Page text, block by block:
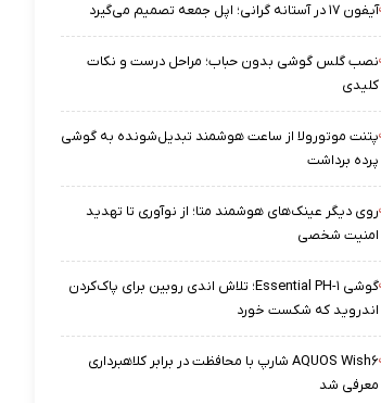
آیفون ۱۷ در آستانه گرانی؛ اپل جمعه تصمیم می‌گیرد
نصب گلس گوشی بدون حباب؛ مراحل درست و نکات
کلیدی
پتنت موتورولا از ساعت هوشمند تبدیل‌شونده به گوشی
پرده برداشت
روی دیگر عینک‌های هوشمند متا؛ از نوآوری تا تهدید
امنیت شخصی
گوشی Essential PH-۱؛ تلاش اندی روبین برای پاک‌کردن
اندروید که شکست خورد
AQUOS Wish۶ شارپ با محافظت در برابر کلاهبرداری
معرفی شد